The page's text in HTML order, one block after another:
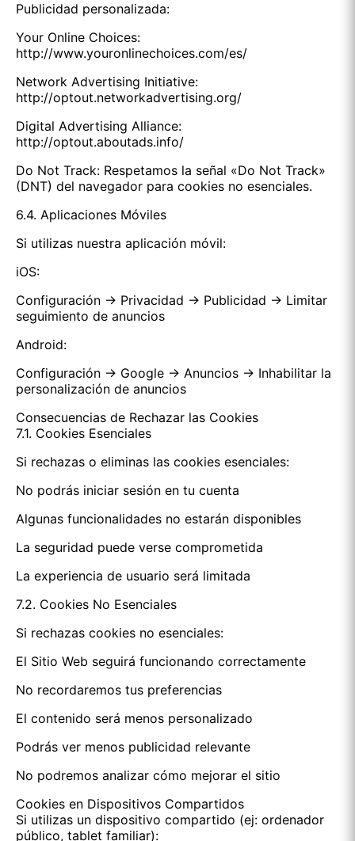
Publicidad personalizada:
Your Online Choices:
http://www.youronlinechoices.com/es/
Network Advertising Initiative:
http://optout.networkadvertising.org/
Digital Advertising Alliance:
http://optout.aboutads.info/
Do Not Track: Respetamos la señal «Do Not Track»
(DNT) del navegador para cookies no esenciales.
6.4. Aplicaciones Móviles
Si utilizas nuestra aplicación móvil:
iOS:
Configuración → Privacidad → Publicidad → Limitar
seguimiento de anuncios
Android:
Configuración → Google → Anuncios → Inhabilitar la
personalización de anuncios
Consecuencias de Rechazar las Cookies
7.1. Cookies Esenciales
Si rechazas o eliminas las cookies esenciales:
No podrás iniciar sesión en tu cuenta
Algunas funcionalidades no estarán disponibles
La seguridad puede verse comprometida
La experiencia de usuario será limitada
7.2. Cookies No Esenciales
Si rechazas cookies no esenciales:
El Sitio Web seguirá funcionando correctamente
No recordaremos tus preferencias
El contenido será menos personalizado
Podrás ver menos publicidad relevante
No podremos analizar cómo mejorar el sitio
Cookies en Dispositivos Compartidos
Si utilizas un dispositivo compartido (ej: ordenador
público, tablet familiar):